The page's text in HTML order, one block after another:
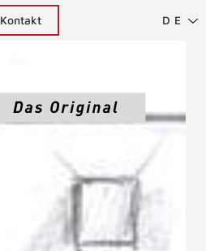
Kontakt DE